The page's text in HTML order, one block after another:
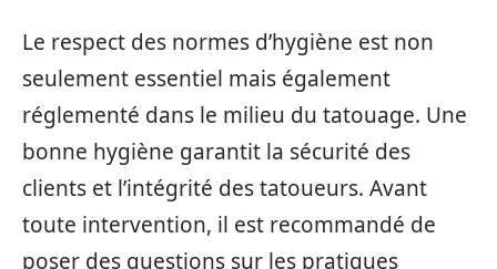
Le respect des normes d’hygiène est non
seulement essentiel mais également
réglementé dans le milieu du tatouage. Une
bonne hygiène garantit la sécurité des
clients et l’intégrité des tatoueurs. Avant
toute intervention, il est recommandé de
poser des questions sur les pratiques